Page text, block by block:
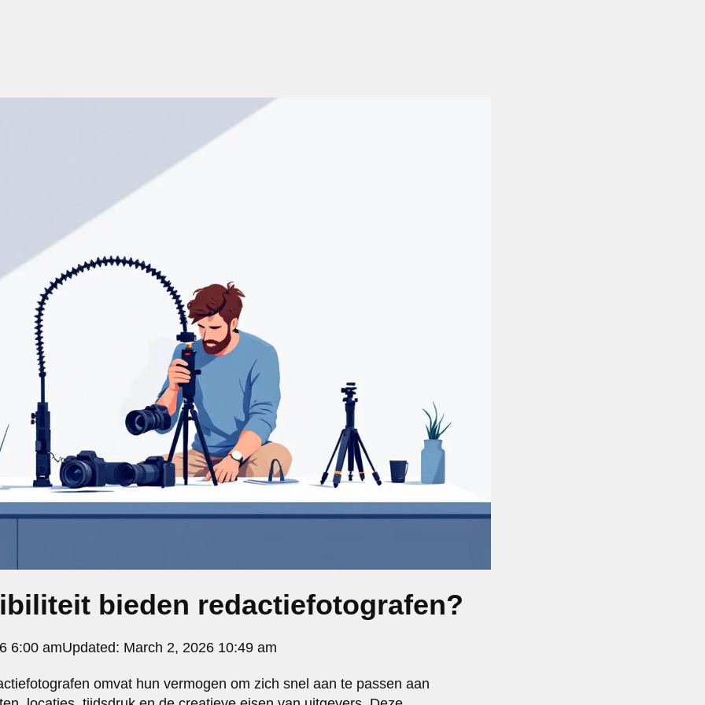
bieden redactiefotografen?
6:00 amUpdated: March 2, 2026 10:49 am
omvat hun vermogen om zich snel aan te passen aan